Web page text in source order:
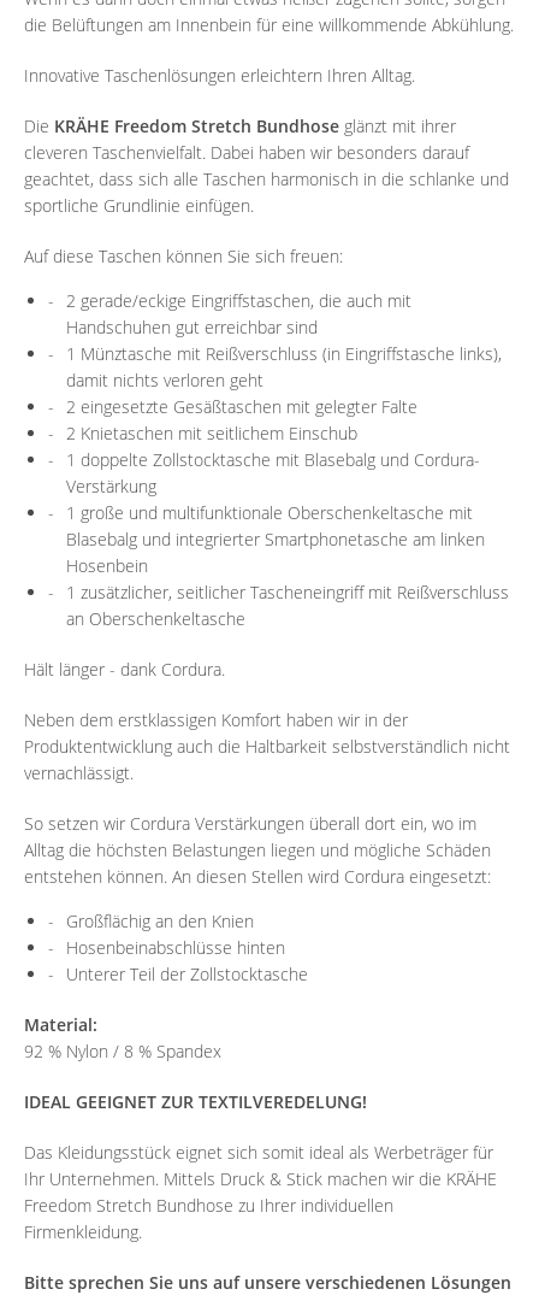
die Belüftungen am Innenbein für eine willkommende Abkühlung.
Innovative Taschenlösungen erleichtern Ihren Alltag.
Die KRÄHE Freedom Stretch Bundhose glänzt mit ihrer
cleveren Taschenvielfalt. Dabei haben wir besonders darauf
geachtet, dass sich alle Taschen harmonisch in die schlanke und
sportliche Grundlinie einfügen.
Auf diese Taschen können Sie sich freuen:
2 gerade/eckige Eingriffstaschen, die auch mit
Handschuhen gut erreichbar sind
1 Münztasche mit Reißverschluss (in Eingriffstasche links),
damit nichts verloren geht
2 eingesetzte Gesäßtaschen mit gelegter Falte
2 Knietaschen mit seitlichem Einschub
1 doppelte Zollstocktasche mit Blasebalg und Cordura-
Verstärkung
1 große und multifunktionale Oberschenkeltasche mit
Blasebalg und integrierter Smartphonetasche am linken
Hosenbein
1 zusätzlicher, seitlicher Tascheneingriff mit Reißverschluss
an Oberschenkeltasche
Hält länger - dank Cordura.
Neben dem erstklassigen Komfort haben wir in der
Produktentwicklung auch die Haltbarkeit selbstverständlich nicht
vernachlässigt.
So setzen wir Cordura Verstärkungen überall dort ein, wo im
Alltag die höchsten Belastungen liegen und mögliche Schäden
entstehen können. An diesen Stellen wird Cordura eingesetzt:
Großflächig an den Knien
Hosenbeinabschlüsse hinten
Unterer Teil der Zollstocktasche
Material:
92 % Nylon / 8 % Spandex
IDEAL GEEIGNET ZUR TEXTILVEREDELUNG!
Das Kleidungsstück eignet sich somit ideal als Werbeträger für
Ihr Unternehmen. Mittels Druck & Stick machen wir die KRÄHE
Freedom Stretch Bundhose zu Ihrer individuellen
Firmenkleidung.
Bitte sprechen Sie uns auf unsere verschiedenen Lösungen